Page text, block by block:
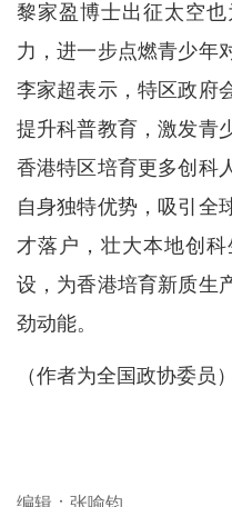
黎家盈博士出征太空
力，进一步点燃青少年
李家超表示，特区政府
提升科普教育，激发青
香港特区培育更多创科
自身独特优势，吸引全
才落户，壮大本地创
设，为香港培育新质生
劲动能。
（作者为全国政协委员）
编辑：张喻钧
中国第16次北冰
陈茂波：下半年